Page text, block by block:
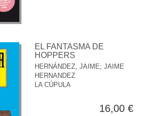
EL FANTASMA DE
HOPPERS
HERNÁNDEZ, JAIME; JAIME
HERNANDEZ
LA CÚPULA
16,00 €